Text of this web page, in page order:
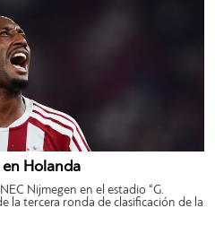
en Holanda
Nijmegen en el estadio “G.
la tercera ronda de clasificación de la